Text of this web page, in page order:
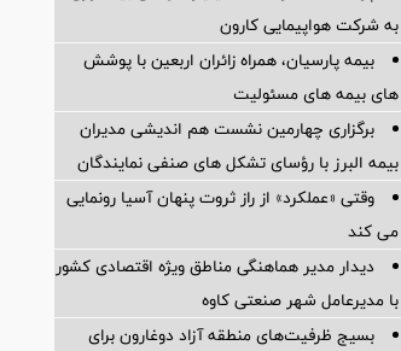
به شرکت هواپیمایی کارون
بیمه پارسیان، همراه زائران اربعین با پوشش
های بیمه های مسئولیت
برگزاری چهارمین نشست هم اندیشی مدیران
بیمه البرز با رؤسای تشکل های صنفی نمایندگان
وقتی «عملکرد» از راز ثروت پنهان آسیا رونمایی
می کند
دیدار مدیر هماهنگی مناطق ویژه اقتصادی کشور
با مدیرعامل شهر صنعتی کاوه
بسیج ظرفیت‌های منطقه آزاد دوغارون برای